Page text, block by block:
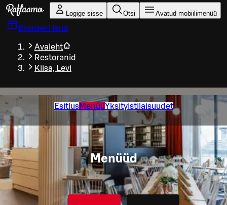
Liigu peamise sisu juurde
Logige sisse Otsi Avatud mobiilimenüü
Broneeri laud
Avaleht
Restoranid
Kiisa, Levi
EsitlusMenüüYksityistilaisuudet
Menüüd